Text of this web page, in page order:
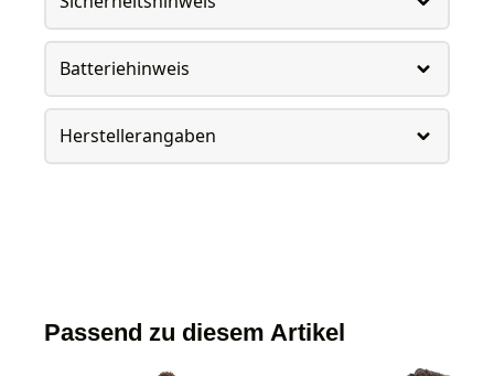
Batteriehinweis
Herstellerangaben
Passend zu diesem Artikel